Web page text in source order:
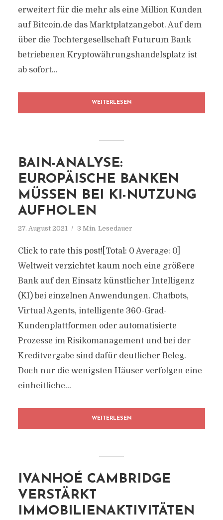
erweitert für die mehr als eine Million Kunden
auf Bitcoin.de das Marktplatzangebot. Auf dem
über die Tochtergesellschaft Futurum Bank
betriebenen Kryptowährungshandelsplatz ist
ab sofort...
WEITERLESEN
BAIN-ANALYSE:
EUROPÄISCHE BANKEN
MÜSSEN BEI KI-NUTZUNG
AUFHOLEN
27. August 2021 3 Min. Lesedauer
Click to rate this post![Total: 0 Average: 0]
Weltweit verzichtet kaum noch eine größere
Bank auf den Einsatz künstlicher Intelligenz
(KI) bei einzelnen Anwendungen. Chatbots,
Virtual Agents, intelligente 360-Grad-
Kundenplattformen oder automatisierte
Prozesse im Risikomanagement und bei der
Kreditvergabe sind dafür deutlicher Beleg.
Doch nur die wenigsten Häuser verfolgen eine
einheitliche...
WEITERLESEN
IVANHOÉ CAMBRIDGE
VERSTÄRKT
IMMOBILIENAKTIVITÄTEN